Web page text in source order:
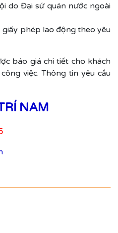
do Đại sứ quán nước ngoài
giấy phép lao động theo yêu
báo giá chi tiết cho khách
việc. Thông tin yêu cầu
NAM